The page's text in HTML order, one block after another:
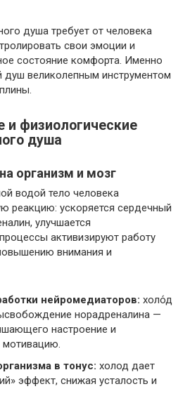
душа требует от человека
свои эмоции и
состояние комфорта. Именно
душ великолепным инструментом
и физиологические
душа
организм и мозг
водой тело человека
реакцию: ускоряется сердечный
улучшается
активизируют работу
внимания и
нейромедиаторов: холо́д
норадреналина —
настроение и
в тонус: холод дает
эффект, снижая усталость и